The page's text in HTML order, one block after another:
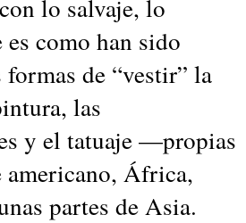
lo salvaje, lo
como han sido
formas de “vestir” la
las
y el tatuaje —propias
África,
partes de Asia.